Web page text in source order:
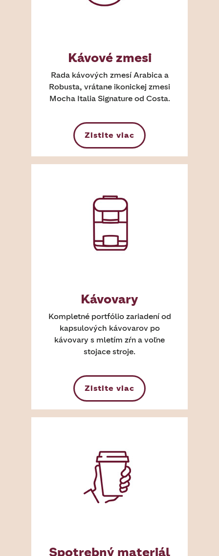
Kávové zmesi
Rada kávových zmesí Arabica a
Robusta, vrátane ikonickej zmesi
Mocha Italia Signature od Costa.
Zistite viac
Kávovary
Kompletné portfólio zariadení od
kapsulových kávovarov po
kávovary s mletím zŕn a voľne
stojace stroje.
Zistite viac
Spotrebný materiál